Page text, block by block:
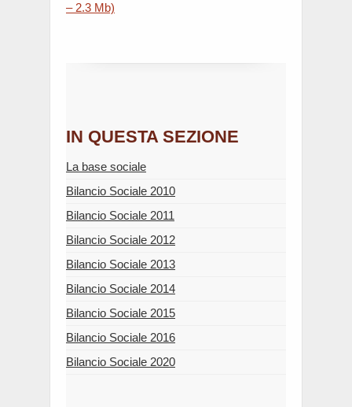
– 2.3 Mb)
IN QUESTA SEZIONE
La base sociale
Bilancio Sociale 2010
Bilancio Sociale 2011
Bilancio Sociale 2012
Bilancio Sociale 2013
Bilancio Sociale 2014
Bilancio Sociale 2015
Bilancio Sociale 2016
Bilancio Sociale 2020